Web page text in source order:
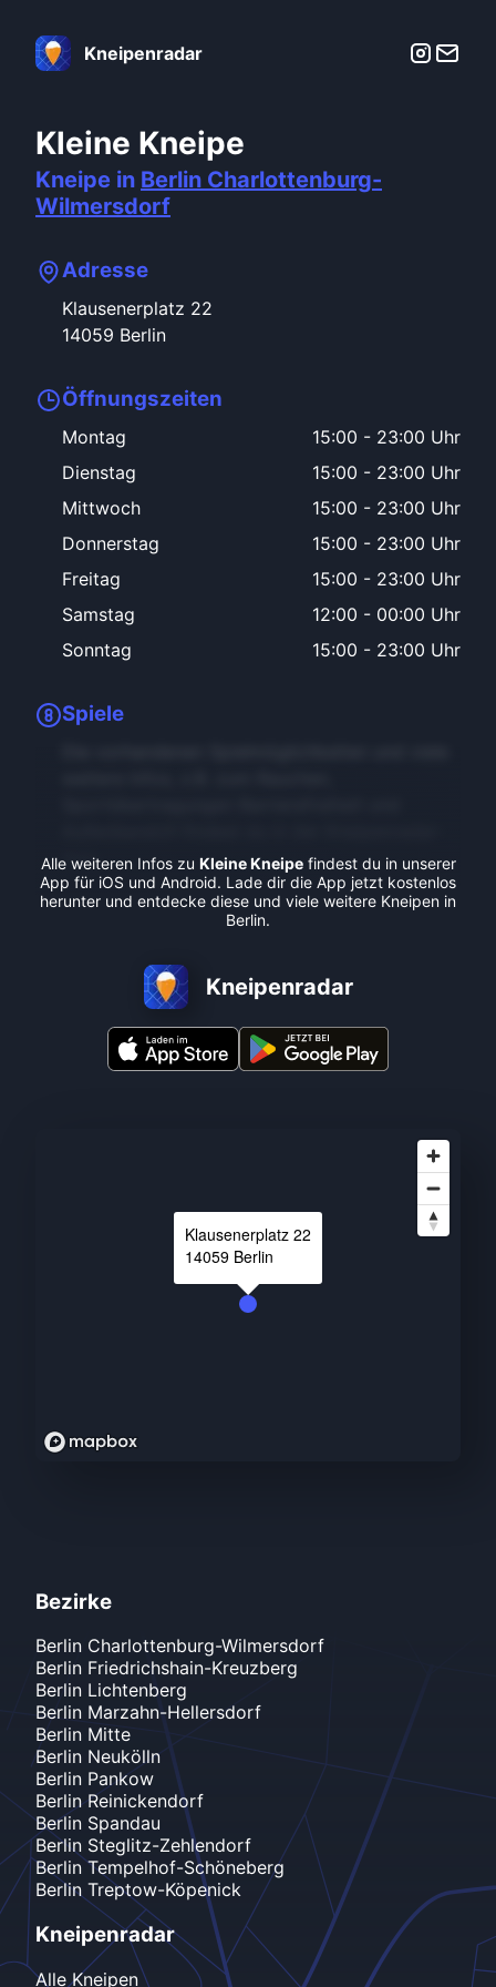
Kneipenradar
Kleine Kneipe
Kneipe in Berlin Charlottenburg-
Wilmersdorf
Adresse
Klausenerplatz 22
14059 Berlin
Öffnungszeiten
Montag 15:00 - 23:00 Uhr
Dienstag
15:00 - 23:00 Uhr
Mittwoch
15:00 - 23:00 Uhr
Donnerstag
15:00 - 23:00 Uhr
Freitag
15:00 - 23:00 Uhr
Samstag
12:00 - 00:00 Uhr
Sonntag
15:00 - 23:00 Uhr
Spiele
App.
Alle weiteren Infos zu Kleine Kneipefindest du in unserer
App für iOS und Android. Lade dir die App jetzt kostenlos
herunter und entdecke diese und viele weitere Kneipen in
Berlin.
Kneipenradar
Klausenerplatz 22
14059 Berlin
Kneipenradar
Alle Kneipen
Bezirke
Berlin Charlottenburg-Wilmersdorf
Berlin Friedrichshain-Kreuzberg
Berlin Lichtenberg
Berlin Marzahn-Hellersdorf
Berlin Mitte
Berlin Neukölln
Berlin Pankow
BerlinReinickendorf
Berlin Spandau
Berlin Steglitz-Zehlendorf
BerlinTempelhof-Schöneberg
Berlin Treptow-Köpenick